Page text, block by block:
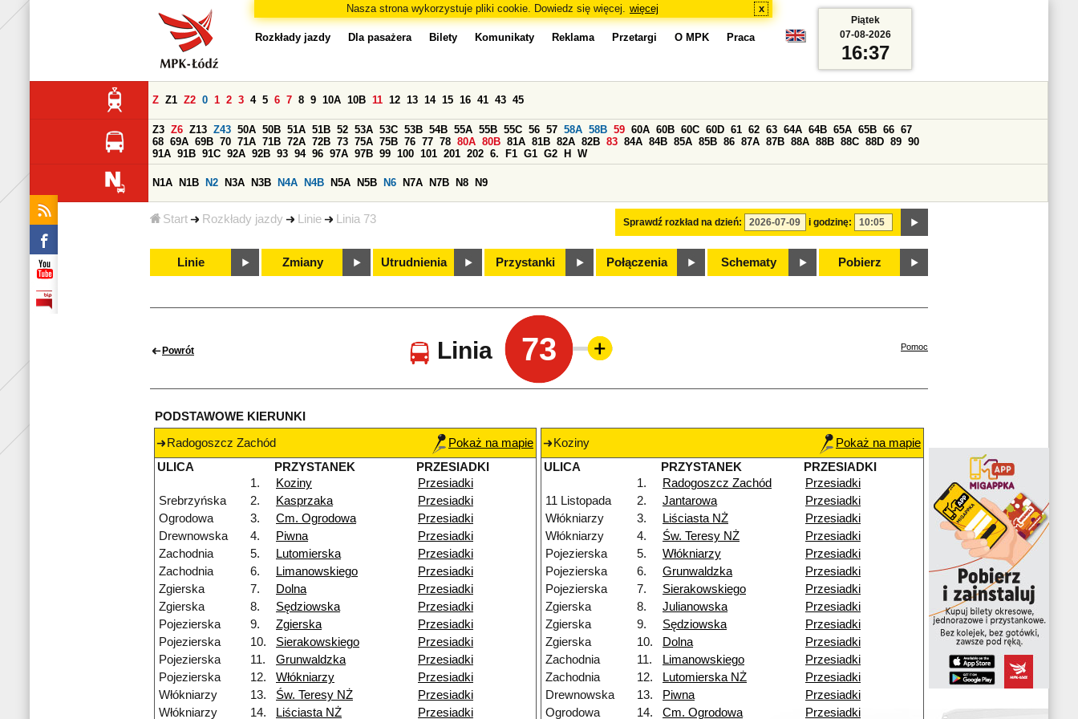
Nasza strona wykorzystuje pliki cookie. Dowiedz się więcej. więcej x
Start Rozkłady jazdy Linie Linia 73
Rozkłady jazdy Dla pasażera Bilety Komunikaty Reklama Przetargi O MPK Praca
Sprawdź rozkład na dzień: i godzinę:
Z Z1 Z2 0 1 2 3 4 5 6 7 8 9 10A 10B 11 12 13 14 15 16 41 43 45
Z3 Z6 Z13 Z43 50A 50B 51A 51B 52 53A 53C 53B 54B 55A 55B 55C 56 57 58A 58B 59 60A 60B 60C 60D 61 62 63 64A 64B 65A 65B 66 67
68 69A 69B 70 71A 71B 72A 72B 73 75A 75B 76 77 78 80A 80B 81A 81B 82A 82B 83 84A 84B 85A 85B 86 87A 87B 88A 88B 88C 88D 89 90
91A 91B 91C 92A 92B 93 94 96 97A 97B 99 100 101 201 202 6. F1 G1 G2 H W
N1A N1B N2 N3A N3B N4A N4B N5A N5B N6 N7A N7B N8 N9
Linie Zmiany Utrudnienia Przystanki Połączenia Schematy Pobierz
Piątek
07-08-2026
16:37
Powrót Linia 73 Pomoc
PODSTAWOWE KIERUNKI
Radogoszcz Zachód
Pokaż na mapie
ULICA
PRZYSTANEK
PRZESIADKI
1.
Koziny
Przesiadki
Srebrzyńska
2. Kasprzaka
Przesiadki
Ogrodowa
3. Cm. Ogrodowa
Przesiadki
Drewnowska
4. Piwna
Przesiadki
Zachodnia
5. Lutomierska
Przesiadki
Zachodnia
6. Limanowskiego
Przesiadki
Zgierska
7. Dolna
Przesiadki
Zgierska
8. Sędziowska
Przesiadki
Pojezierska
9. Zgierska
Przesiadki
Pojezierska
10. Sierakowskiego
Przesiadki
Pojezierska
11. Grunwaldzka
Przesiadki
Pojezierska
12. Włókniarzy
Przesiadki
Włókniarzy
13. Św. Teresy NŻ
Przesiadki
Włókniarzy
14. Liściasta NŻ Przesiadki
Koziny
Pokaż na mapie
ULICA
PRZYSTANEK
PRZESIADKI
1.
Radogoszcz Zachód
Przesiadki
11 Listopada
2. Jantarowa
Przesiadki
Włókniarzy
3. Liściasta NŻ
Przesiadki
Włókniarzy
4. Św. Teresy NŻ
Przesiadki
Pojezierska
5. Włókniarzy
Przesiadki
Pojezierska
6. Grunwaldzka
Przesiadki
Pojezierska
7. Sierakowskiego
Przesiadki
Zgierska
8. Julianowska
Przesiadki
Zgierska
9. Sędziowska
Przesiadki
Zgierska
10. Dolna
Przesiadki
Zachodnia
11. Limanowskiego
Przesiadki
Zachodnia
12. Lutomierska NŻ
Przesiadki
Drewnowska
13. Piwna
Przesiadki
Ogrodowa
14. Cm. Ogrodowa Przesiadki